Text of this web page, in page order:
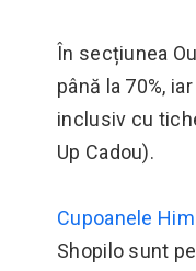
În secțiunea
până la 70%,
inclusiv cu
Up Cadou).
Cupoanele
Shopilo sunt